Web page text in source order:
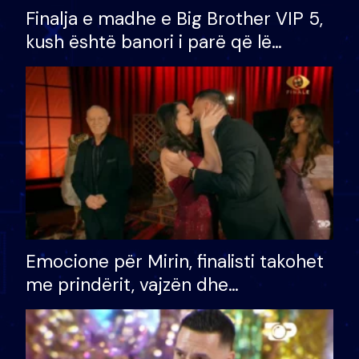
Finalja e madhe e Big Brother VIP 5,
kush është banori i parë që lë
shtëpinë dhe humb mundësinë për
të fituar çmimin e madh
Emocione për Mirin, finalisti takohet
me prindërit, vajzën dhe
bashkëshorten: S’kemi ndonjë letër
divorci apo jo?